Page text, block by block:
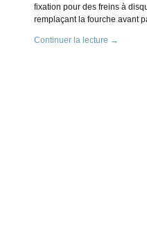
fixation pour des freins à
remplaçant la fourche avant
Continuer la lecture →